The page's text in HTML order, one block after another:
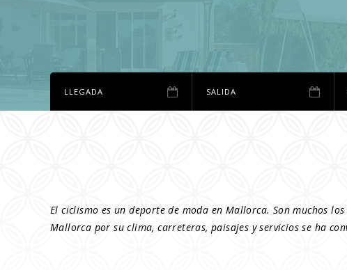
El ciclismo es un deporte de moda en Mallorca. Son muchos
Mallorca por su clima, carreteras, paisajes y servicios se ha